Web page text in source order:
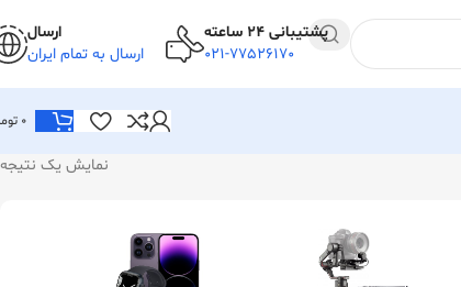
پشتیبانی 24 ساعته
021-77526170
ارسال
ارسال به تمام ایران
0
نمایش یک نتیجه